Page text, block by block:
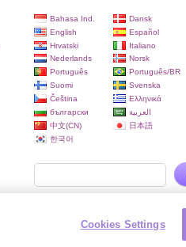
Bahasa Ind. Dansk
English
Español
Hrvatski
Italiano
Nederlands
Norsk
Português
Português/BR
Suomi
Svenska
Čeština
Ελληνικά
български
العربية
中文(CN)
日本語
한국어
Cookies Settings